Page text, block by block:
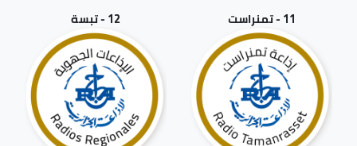
11 - تمنراست 12 - تبسة